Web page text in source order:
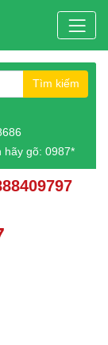
Tìm kiếm
hãy gõ: 0987*